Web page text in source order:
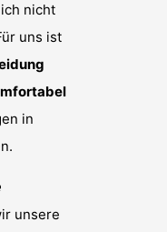
nicht
uns ist
in
unsere